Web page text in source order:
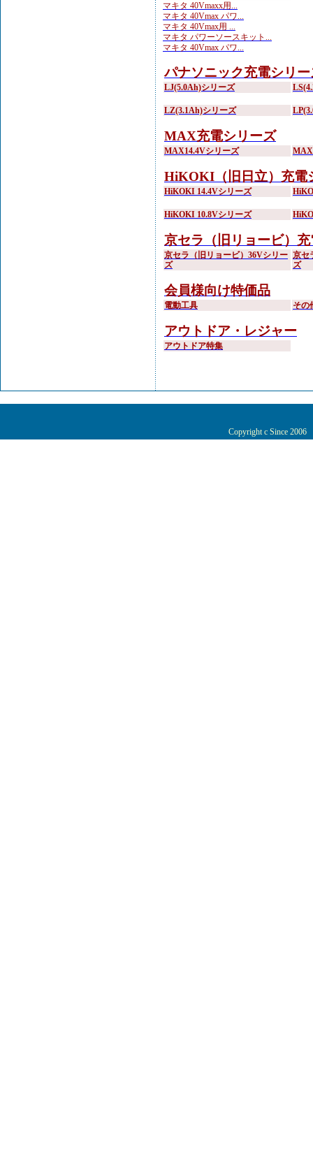
マキタ 40Vmaxx用...
マキタ 40Vmax パワ...
マキタ 40Vmax用 ...
マキタ パワーソースキット...
マキタ 40Vmax パワ...
パナソニック充電シリー
LJ(5.0Ah)シリーズ
LZ(3.1Ah)シリーズ
MAX充電シリーズ
MAX14.4Vシリーズ
HiKOKI（旧日立）充電
HiKOKI 14.4Vシリーズ
HiKOKI 10.8Vシリーズ
京セラ（旧リョービ）
京セラ（旧リョービ）36Vシリー
ズ
京セ
ズ
会員様向け特価品
電動工具 その
アウトドア・レジャー
アウトドア特集
Copyright c Since